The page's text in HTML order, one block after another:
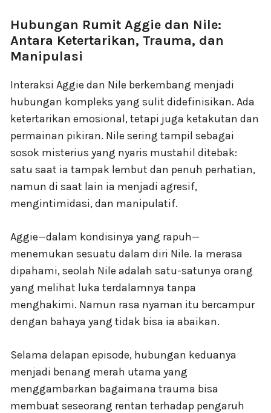
Hubungan Rumit Aggie dan Nile:
Antara Ketertarikan, Trauma, dan
Manipulasi
Interaksi Aggie dan Nile berkembang menjadi
hubungan kompleks yang sulit didefinisikan. Ada
ketertarikan emosional, tetapi juga ketakutan dan
permainan pikiran. Nile sering tampil sebagai
sosok misterius yang nyaris mustahil ditebak:
satu saat ia tampak lembut dan penuh perhatian,
namun di saat lain ia menjadi agresif,
mengintimidasi, dan manipulatif.
Aggie—dalam kondisinya yang rapuh—
menemukan sesuatu dalam diri Nile. Ia merasa
dipahami, seolah Nile adalah satu-satunya orang
yang melihat luka terdalamnya tanpa
menghakimi. Namun rasa nyaman itu bercampur
dengan bahaya yang tidak bisa ia abaikan.
Selama delapan episode, hubungan keduanya
menjadi benang merah utama yang
menggambarkan bagaimana trauma bisa
membuat seseorang rentan terhadap pengaruh